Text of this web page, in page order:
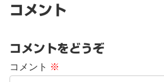
コメント
コメントをどうぞ
コメント ※